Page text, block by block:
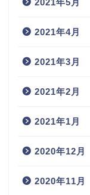
2021年4月
2021年3月
2021年2月
2021年1月
2020年12月
2020年11月